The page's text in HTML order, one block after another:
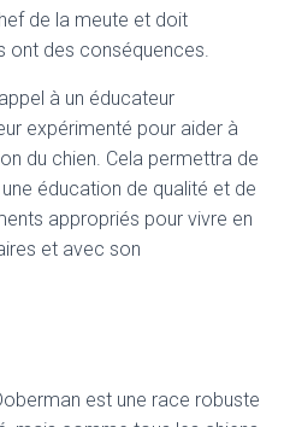
de la meute et doit
ont des conséquences.
à un éducateur
expérimenté pour aider à
du chien. Cela permettra de
éducation de qualité et de
appropriés pour vivre en
et avec son
est une race robuste